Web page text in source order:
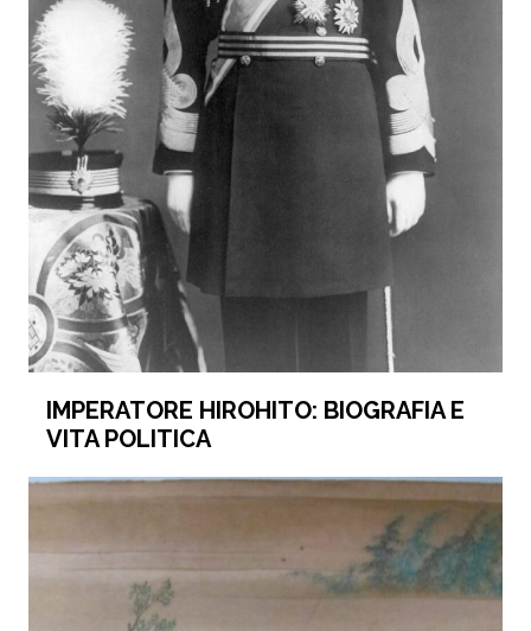
IMPERATORE HIROHITO: BIOGRAFIA E
VITA POLITICA